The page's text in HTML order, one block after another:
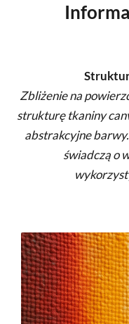
Zbliżenie na
strukturę tkaniny
abstrakcyjne
świadczą o